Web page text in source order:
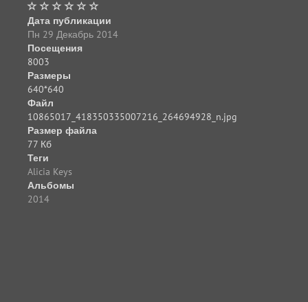
Дата публикации
Пн 29 Декабрь 2014
Посещения
8003
Размеры
640*640
Файл
10865017_418350335007216_264694928_n.jpg
Размер файла
77 Кб
Теги
Alicia Keys
Альбомы
2014